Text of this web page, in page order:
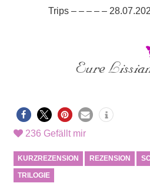
Trips – – – – –
236 Gefällt mir
KURZREZENSION REZENSION
TRILOGIE